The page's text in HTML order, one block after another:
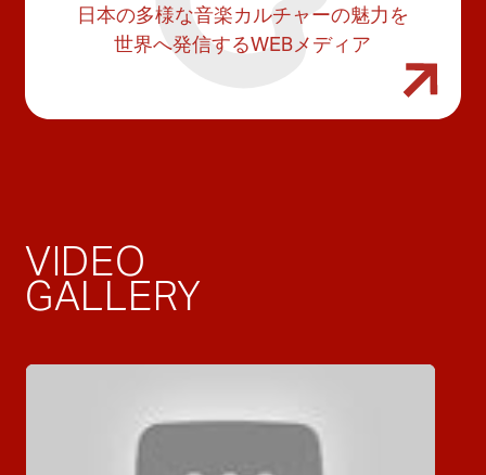
日本の多様な音楽カルチャーの魅力を
世界へ発信するWEBメディア
VIDEO
GALLERY